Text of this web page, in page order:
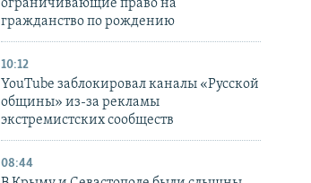
ограничивающие право на
гражданство по рождению
10:12
YouTube заблокировал каналы «Русской
общины» из-за рекламы
экстремистских сообществ
08:44